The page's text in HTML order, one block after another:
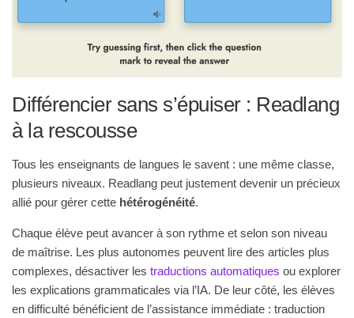
Différencier sans s’épuiser : Readlang
à la rescousse
Tous les enseignants de langues le savent : une même classe,
plusieurs niveaux. Readlang peut justement devenir un précieux
allié pour gérer cette hétérogénéité.
Chaque élève peut avancer à son rythme et selon son niveau
de maîtrise. Les plus autonomes peuvent lire des articles plus
complexes, désactiver les traductions automatiques ou explorer
les explications grammaticales via l’IA. De leur côté, les élèves
en difficulté bénéficient de l’assistance immédiate : traduction